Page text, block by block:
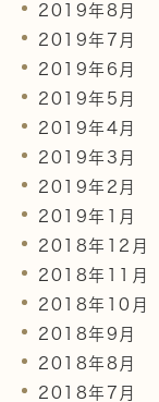
2019年8月
2019年7月
2019年6月
2019年5月
2019年4月
2019年3月
2019年2月
2019年1月
2018年12月
2018年11月
2018年10月
2018年9月
2018年8月
2018年7月